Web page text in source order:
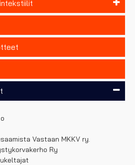
Vastaan MKKV ry.
Ry